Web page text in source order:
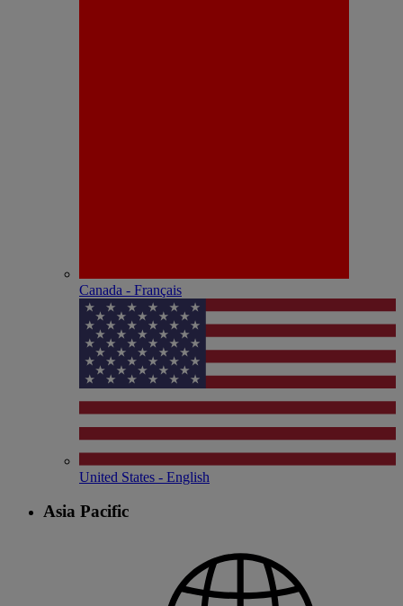
Canada - Français
United States - English
Asia Pacific